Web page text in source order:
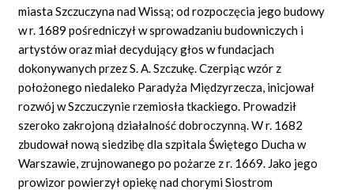
miasta Szczuczyna nad Wissą; od rozpoczęcia jego budowy
w r. 1689 pośredniczył w sprowadzaniu budowniczych i
artystów oraz miał decydujący głos w fundacjach
dokonywanych przez S. A. Szczukę. Czerpiąc wzór z
położonego niedaleko Paradyża Międzyrzecza, inicjował
rozwój w Szczuczynie rzemiosła tkackiego. Prowadził
szeroko zakrojoną działalność dobroczynną. W r. 1682
zbudował nową siedzibę dla szpitala Świętego Ducha w
Warszawie, zrujnowanego po pożarze z r. 1669. Jako jego
prowizor powierzył opiekę nad chorymi Siostrom